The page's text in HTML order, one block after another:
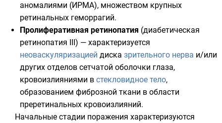
аномалиями (ИРМА), множеством крупных
ретинальных геморрагий.
Пролиферативная ретинопатия (диабетическая
ретинопатия III) — характеризуется
неоваскуляризацией диска зрительного нерва и/или
других отделов сетчатой оболочки глаза,
кровоизлияниями в стекловидное тело,
образованием фиброзной ткани в области
преретинальных кровоизлияний.
Начальные стадии поражения характеризуются